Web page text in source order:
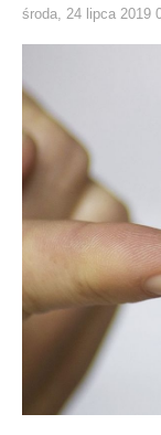
środa, 24 lipca 2019